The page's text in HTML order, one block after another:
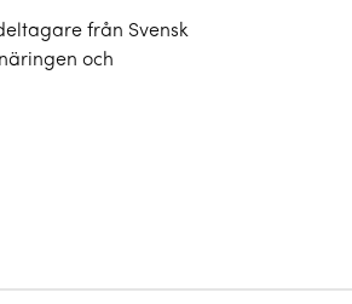
från Svensk
och